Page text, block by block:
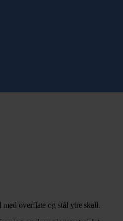
overflate og stål ytre skall.